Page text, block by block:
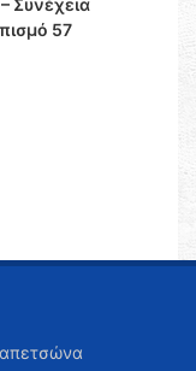
Συνέχεια
57